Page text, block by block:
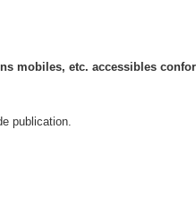
mobiles, etc. accessibles
publication.